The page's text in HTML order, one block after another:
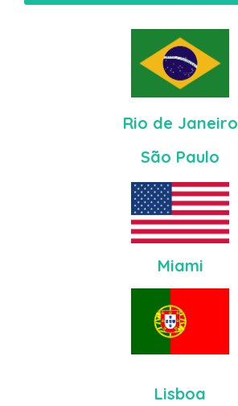
Rio de Janeiro
São Paulo
Miami
Lisboa